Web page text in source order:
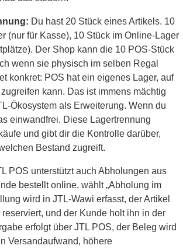
Du hast 20 Stück eines Artikels. 10
(nur für Kasse), 10 Stück im Online-Lager
Der Shop kann die 10 POS-Stück
wenn sie physisch im selben Regal
konkret: POS hat ein eigenes Lager, auf
kann. Das ist immens mächtig
Ökosystem als Erweiterung. Wenn du
einwandfrei. Diese Lagertrennung
und gibt dir die Kontrolle darüber,
Bestand zugreift.
POS unterstützt auch Abholungen aus
bestellt online, wählt „Abholung im
wird in JTL-Wawi erfasst, der Artikel
und der Kunde holt ihn in der
erfolgt über JTL POS, der Beleg wird
Versandaufwand, höhere